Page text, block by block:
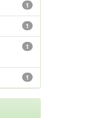
1
1
1
1